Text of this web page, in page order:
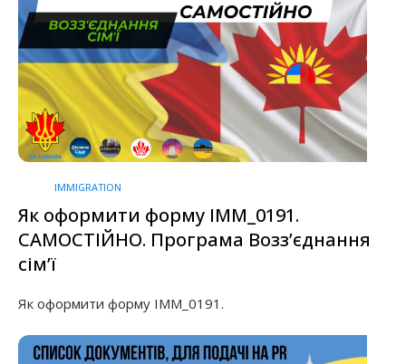
IMMIGRATION
Як оформити форму IMM_0191.
САМОСТІЙНО. Програма Воззʼєднання
сімʼї
Як оформити форму IMM_0191.